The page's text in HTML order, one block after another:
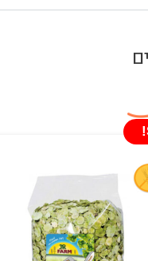
₪50.00.